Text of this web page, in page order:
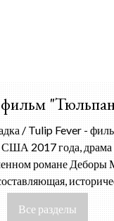
/ Tulip Fever -
2017 года,
романе Деборы
Все разделы